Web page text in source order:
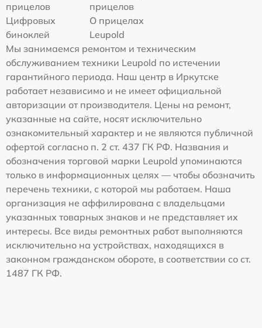
прицелов
прицелов
Цифровых
биноклей
О прицелах
Leupold
Мы занимаемся ремонтом и техническим
обслуживанием техники Leupold по истечении
гарантийного периода. Наш центр в Иркутске
работает независимо и не имеет официальной
авторизации от производителя. Цены на ремонт,
указанные на сайте, носят исключительно
ознакомительный характер и не являются публичной
офертой согласно п. 2 ст. 437 ГК РФ. Названия и
обозначения торговой марки Leupold упоминаются
только в информационных целях — чтобы обозначить
перечень техники, с которой мы работаем. Наша
организация не аффилирована с владельцами
указанных товарных знаков и не представляет их
интересы. Все виды ремонтных работ выполняются
исключительно на устройствах, находящихся в
законном гражданском обороте, в соответствии со ст.
1487 ГК РФ.